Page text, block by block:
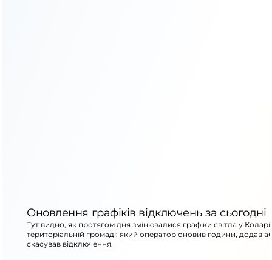
Оновлення графіків відключень за сьогодні
Тут видно, як протягом дня змінювалися графіки світла у
територіальній громаді: який оператор оновив години, додав
скасував відключення.